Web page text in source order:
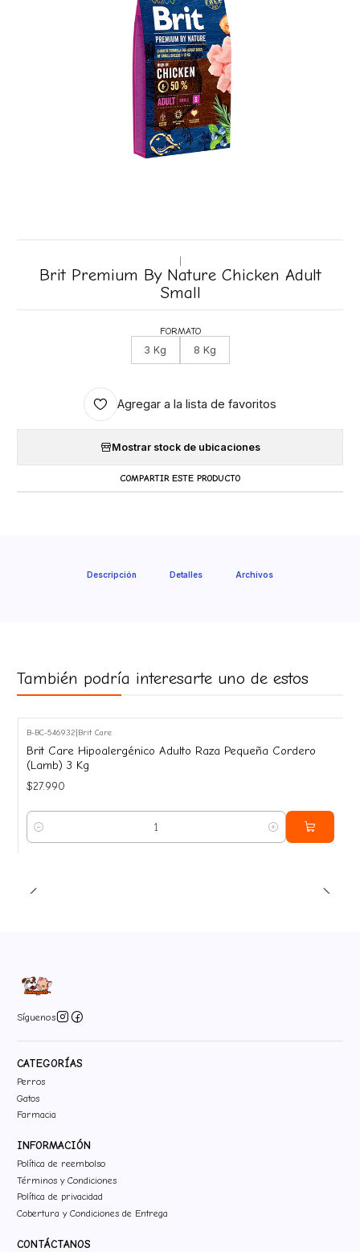
Brit Premium By Nature Chicken Adult
Small
FORMATO
3 Kg 8 Kg
Agregar a la lista de favoritos
Mostrar stock de ubicaciones
COMPARTIR ESTE PRODUCTO
Descripción Detalles Archivos
También podría interesarte uno de estos
B-BC-546932 Brit Care
Brit Care Hipoalergénico Adulto Raza Pequeña Cordero
(Lamb) 3 Kg
$27.990
Cantidad
Síguenos
CATEGORÍAS
Perros
Gatos
Farmacia
INFORMACIÓN
Política de reembolso
Términos y Condiciones
Política de privacidad
Cobertura y Condiciones de Entrega
CONTÁCTANOS